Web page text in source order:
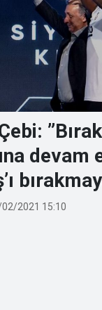
devam
2021 15:10